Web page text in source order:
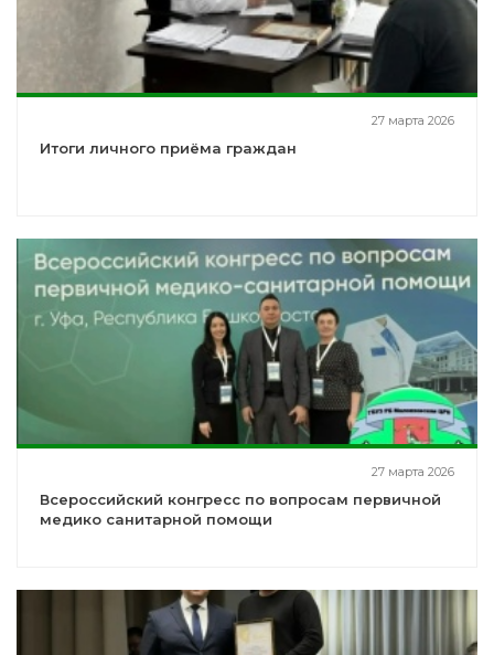
27 марта 2026
Итоги личного приёма граждан
27 марта 2026
Всероссийский конгресс по вопросам первичной
медико санитарной помощи